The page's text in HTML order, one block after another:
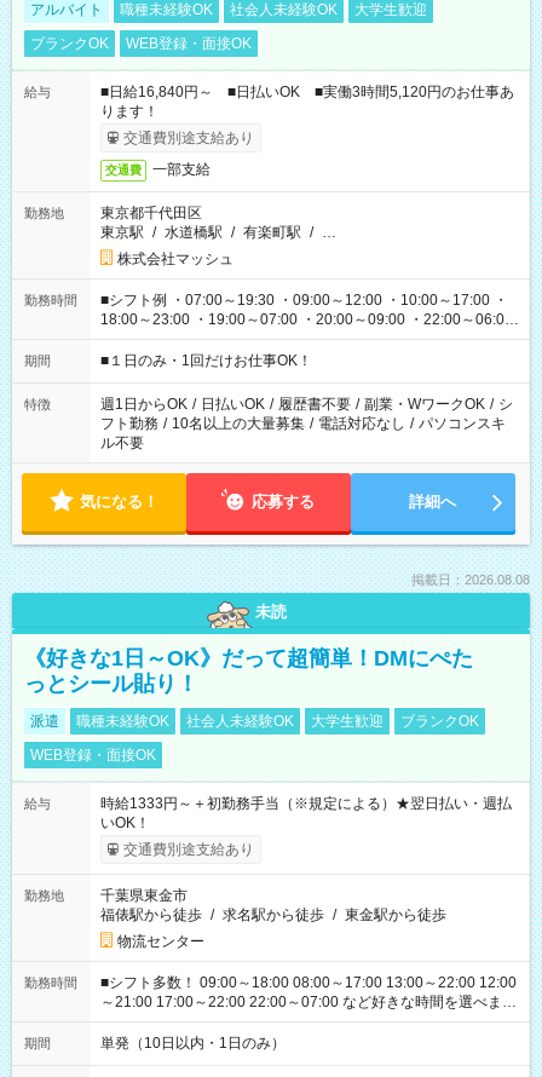
アルバイト 職種未経験OK 社会人未経験OK
大学生歓迎
ブランクOK
WEB登録・面接OK
給与
■日給16,840円～ ■日払いOK ■実働3時間5,120円のお仕事あ
ります！
交通費別途支給あり
交通費 一部支給
勤務地
東京都千代田区
東京駅 / 水道橋駅 / 有楽町駅 / …
株式会社マッシュ
勤務時間
■シフト例 ・07:00～19:30 ・09:00～12:00 ・10:00～17:00 ・
18:00～23:00 ・19:00～07:00 ・20:00～09:00 ・22:00～06:00
etc ★最短で3時間で5,120円のお仕事から 15時間で2万円近く稼
げるお仕事も！ ご希望のお時間に合わせてご紹介！ ※シフトは
ください！
期間 ■１日のみ・1回だけお仕事OK！
特徴 週1日からOK / 日払いOK / 履歴書不要 / 副業・WワークOK / シ
フト勤務 / 10名以上の大量募集 / 電話対応なし / パソコンスキ
ル不要
気になる！ 応募する 詳細へ
掲載日：2026.08.08
未読
《好きな1日～OK》だって超簡単！DMにぺた
っとシール貼り！
派遣 職種未経験OK 社会人未経験OK 大学生歓迎
ブランクOK
WEB登録・面接OK
給与
時給1333円～＋初勤務手当（※規定による）★翌日払い・週払
いOK！
交通費別途支給あり
勤務地
千葉県東金市
福俵駅から徒歩 / 求名駅から徒歩 / 東金駅から徒歩
物流センター
勤務時間
■シフト多数！ 09:00～18:00 08:00～17:00 13:00～22:00 12:00
～21:00 17:00～22:00 22:00～07:00 など好きな時間を選べま
す！
期間 単発（10日以内・1日のみ）